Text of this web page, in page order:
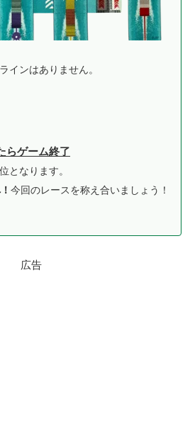
インはありません。
らゲーム終了
となります。
今回のレースを称え合いましょう！
広告